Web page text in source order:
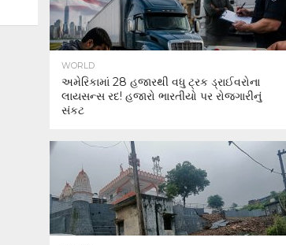
WORLD
અમેરિકામાં 28 હજારથી વધુ ટ્રક ડ્રાઈવરોના
લાયસન્સ રદ! હજારો ભારતીયો પર રોજગારીનું
સંકટ